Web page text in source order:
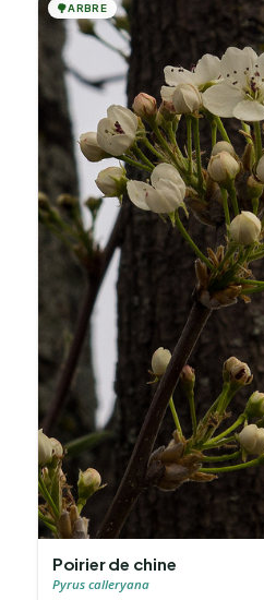
🌳ARBRE
Poirier de chine
Pyrus calleryana